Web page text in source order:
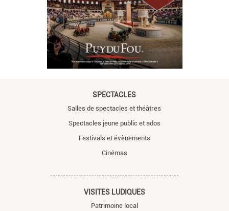
SPECTACLES
Salles de spectacles et théâtres
Spectacles jeune public et ados
Festivals et évènements
Cinémas
VISITES LUDIQUES
Patrimoine local